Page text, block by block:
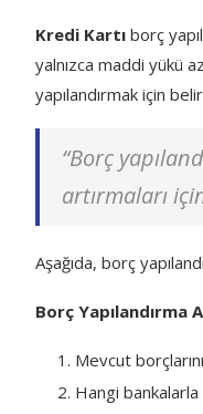
Kredi Kartı borç
yalnızca maddi yükü
yapılandırmak için
“Borç
artırmaları
Aşağıda, borç
Borç Yapılandırma
Mevcut
Hangi bankalarla